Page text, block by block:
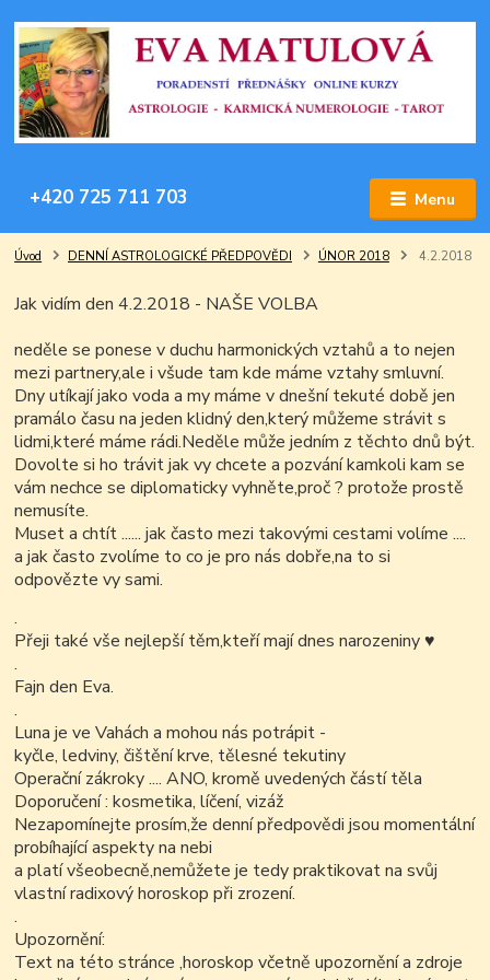
Menu
+420 725 711 703
Úvod DENNÍ ASTROLOGICKÉ PŘEDPOVĚDI ÚNOR 2018 4.2.2018
Jak vidím den 4.2.2018 - NAŠE VOLBA
neděle se ponese v duchu harmonických vztahů a to nejen
mezi partnery,ale i všude tam kde máme vztahy smluvní.
Dny utíkají jako voda a my máme v dnešní tekuté době jen
pramálo času na jeden klidný den,který můžeme strávit s
lidmi,které máme rádi.Neděle může jedním z těchto dnů být.
Dovolte si ho trávit jak vy chcete a pozvání kamkoli kam se
vám nechce se diplomaticky vyhněte,proč ? protože prostě
nemusíte.
Muset a chtít ...... jak často mezi takovými cestami volíme ....
a jak často zvolíme to co je pro nás dobře,na to si
odpovězte vy sami.
.
Přeji také vše nejlepší těm,kteří mají dnes narozeniny♥
.
Fajn den Eva.
.
Luna je ve Vahách a mohou nás potrápit -
kyčle, ledviny, čištění krve, tělesné tekutiny
Operační zákroky .... ANO, kromě uvedených částí těla
Doporučení : kosmetika, líčení, vizáž
Nezapomínejte prosím,že denní předpovědi jsou momentální
probíhající aspekty na nebi
a platí všeobecně,nemůžete je tedy praktikovat na svůj
vlastní radixový horoskop při zrození.
.
Upozornění:
Text na této stránce ,horoskop včetně upozornění a zdroje